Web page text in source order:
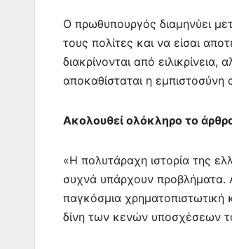
k
Ο πρωθυπουργός διαμηνύει
τους πολίτες και να είσαι
διακρίνονται από
αποκαθίσταται η εμπιστοσύνη
Ακολουθεί ολόκληρο το
«Η πολυτάραχη ιστορία της
συχνά υπάρχουν προβλήματα.
παγκόσμια
δίνη των κενών υποσχέσεων